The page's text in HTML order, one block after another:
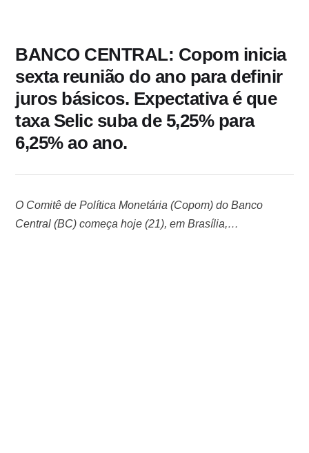
BANCO CENTRAL: Copom inicia
sexta reunião do ano para definir
juros básicos. Expectativa é que
taxa Selic suba de 5,25% para
6,25% ao ano.
O Comitê de Política Monetária (Copom) do Banco
Central (BC) começa hoje (21), em Brasília,